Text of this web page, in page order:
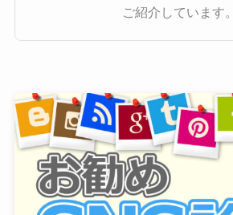
ご紹介しています。